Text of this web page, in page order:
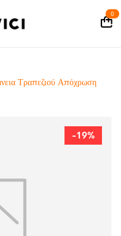
0
Τραπεζιού Απόχρωση
-19%